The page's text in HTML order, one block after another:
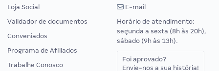
Loja Social
Validador de documentos
Conveniados
Programa de Afiliados
Trabalhe Conosco
E-mail
Horário de atendimento:
segunda a sexta (8h às 20h),
sábado (9h às 13h).
Foi aprovado?
Envie-nos a sua história!